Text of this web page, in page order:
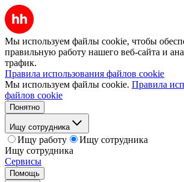
Мы используем файлы cookie, чтобы
правильную работу нашего веб-сайта и
трафик.
Правила использования файлов cookie
Мы используем файлы cookie. Правила
файлов cookie
Понятно
Ищу сотрудника
Ищу работу
Ищу сотрудника
Ищу сотрудника
Сервисы
Помощь